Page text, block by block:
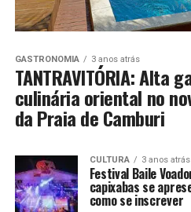
GASTRONOMIA 3 anos atrás
TANTRAVITÓRIA: Alta
culinária oriental no
da Praia de Camburi
CULTURA 3 anos atrás
Festival Baile
capixabas se
como se inscrever